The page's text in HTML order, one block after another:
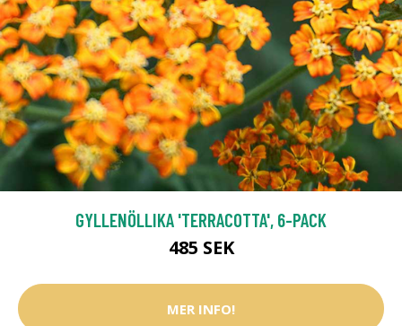
GYLLENÖLLIKA 'TERRACOTTA', 6-PACK
485 SEK
MER INFO!